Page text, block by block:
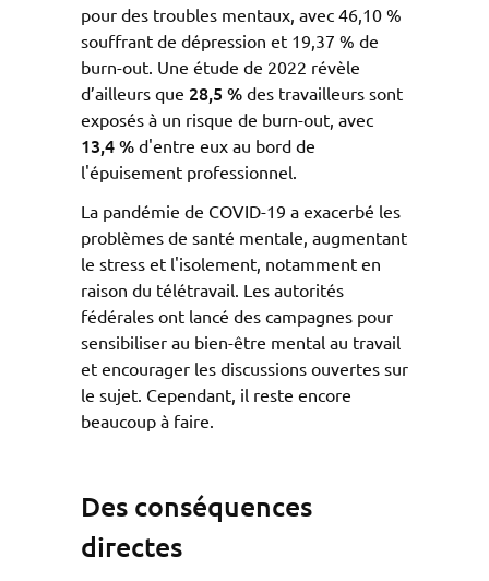
pour des troubles mentaux, avec 46,10 %
souffrant de dépression et 19,37 % de
burn-out. Une étude de 2022 révèle
d’ailleurs que 28,5 % des travailleurs sont
exposés à un risque de burn-out, avec
13,4 % d'entre eux au bord de
l'épuisement professionnel.
La pandémie de COVID-19 a exacerbé les
problèmes de santé mentale, augmentant
le stress et l'isolement, notamment en
raison du télétravail. Les autorités
fédérales ont lancé des campagnes pour
sensibiliser au bien-être mental au travail
et encourager les discussions ouvertes sur
le sujet. Cependant, il reste encore
beaucoup à faire.
Des conséquences
directes